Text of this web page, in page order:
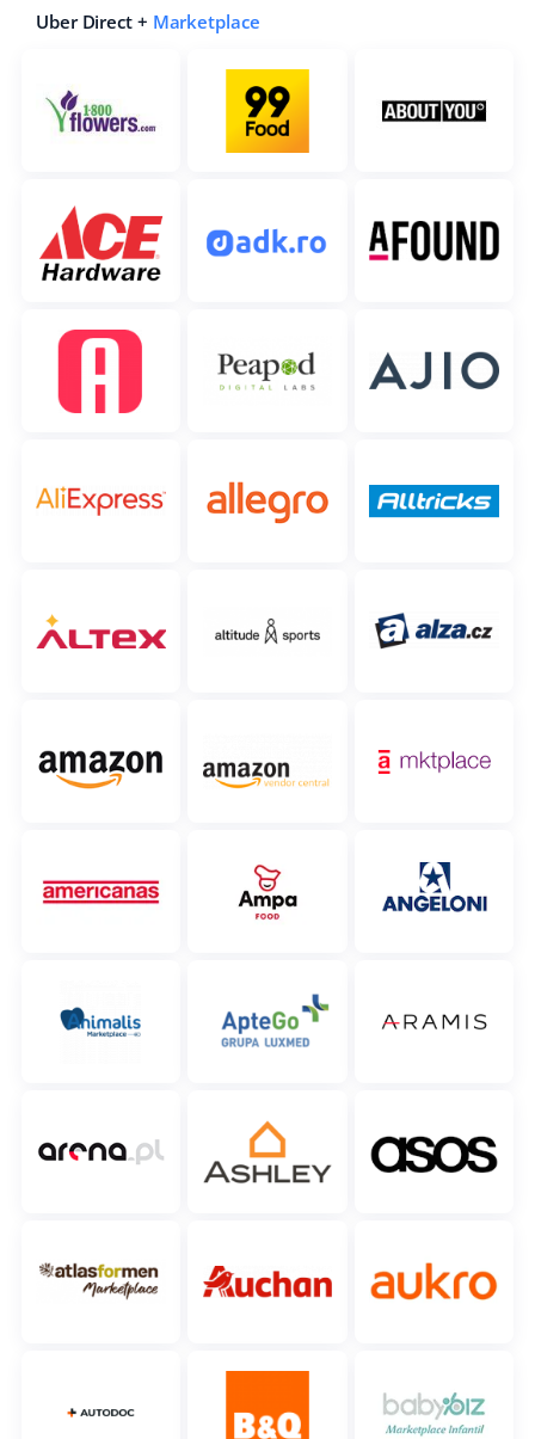
Uber Direct + Marketplace